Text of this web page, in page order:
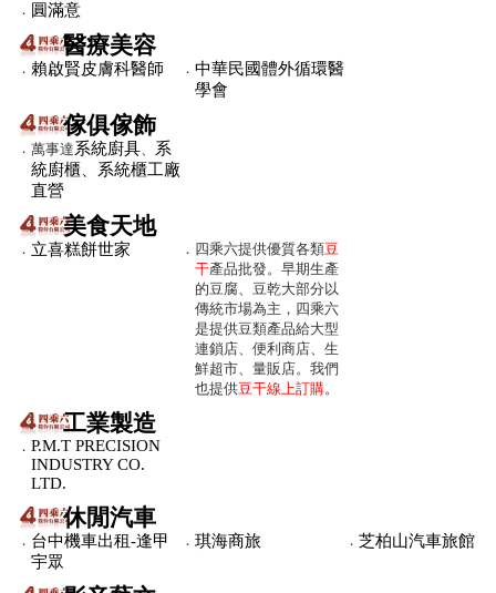
． 圓滿意
醫療美容
． 賴啟賢皮膚科醫師 ． 中華民國體外循環醫
學會
傢俱傢飾
． 萬事達系統廚具、 系
統廚櫃、系統櫃工廠
直營
美食天地
． 立喜糕餅世家 ． 四乘六提供優質各類豆
干產品批發。早期生產
的豆腐、豆乾大部分以
傳統市場為主，四乘六
是提供豆類產品給大型
連鎖店、便利商店、生
鮮超市、量販店。我們
也提供豆干線上訂購。
工業製造
． P.M.T PRECISION
INDUSTRY CO.
LTD.
休閒汽車
． 台中機車出租-逢甲
宇眾
． 琪海商旅 ． 芝柏山汽車旅館